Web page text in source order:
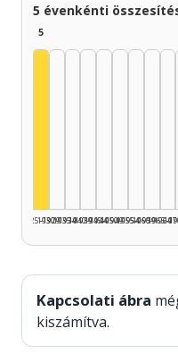
5 évenkénti
5
1925–1929
1930–1934
1935–1939
1940–1944
1945–1949
1950–1954
1955–1959
1960–1964
Kapcsolati ábra
kiszámítva.